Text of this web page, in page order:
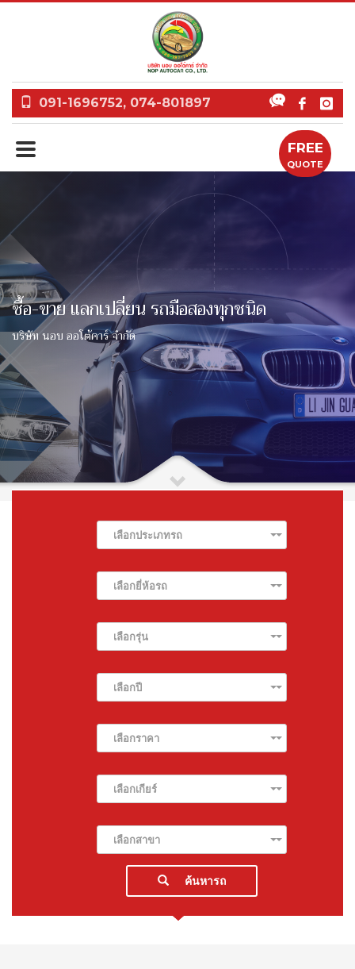
091-1696752, 074-801897
FREE
QUOTE
ซื้อ-ขาย แลกเปลี่ยน รถมือสองทุกชนิด
บริษัท นอบ ออโต้คาร์ จำกัด
เลือกประเภทรถ
เลือกยี่ห้อรถ
เลือกรุ่น
เลือกปี
เลือกราคา
เลือกเกียร์
เลือกสาขา
ค้นหารถ